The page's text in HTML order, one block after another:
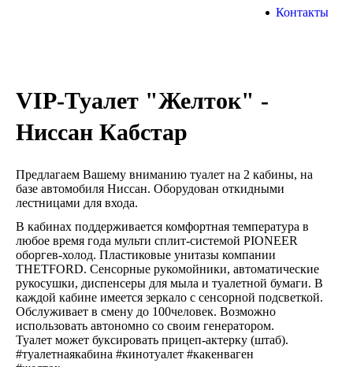
Контакты
VIP-Туалет "Желток" -
Ниссан Кабстар
Предлагаем Вашему вниманию туалет на 2 кабины, на
базе автомобиля Ниссан. Оборудован откидными
лестницами для входа.
В кабинах поддерживается комфортная температура в
любое время года мульти сплит-системой PIONEER
оборгев-холод. Пластиковые унитазы компании
THETFORD. Сенсорные рукомойники, автоматические
рукосушки, диспенсеры для мыла и туалетной бумаги. В
каждой кабине имеется зеркало с сенсорной подсветкой.
Обслуживает в смену до 100человек. Возможно
использовать автономно со своим генератором.
Туалет может буксировать прицеп-актерку (штаб).
#туалетнаякабина #кинотуалет #какенваген